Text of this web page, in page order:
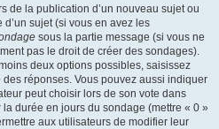
de la publication d’un nouveau sujet ou
sujet (si vous en avez les
sous la partie message (si vous ne
pas le droit de créer des sondages).
deux options possibles, saisissez
réponses. Vous pouvez aussi indiquer
peut choisir lors de son vote dans
durée en jours du sondage (mettre « 0 »
aux utilisateurs de modifier leur